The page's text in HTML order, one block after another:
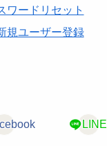
ワードリセット
規ユーザー登録
LINE